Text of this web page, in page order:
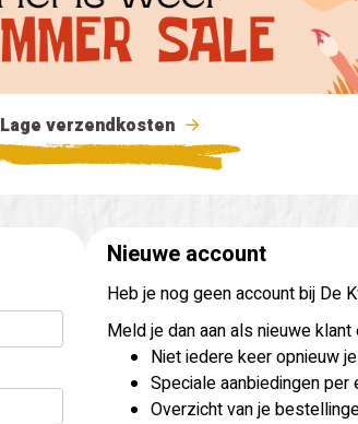
Lage verzendkosten
Nieuwe account
Heb je nog geen account bij De
Meld je dan aan als nieuwe
Niet iedere keer opnieuw
Speciale aanbiedingen
Overzicht van je